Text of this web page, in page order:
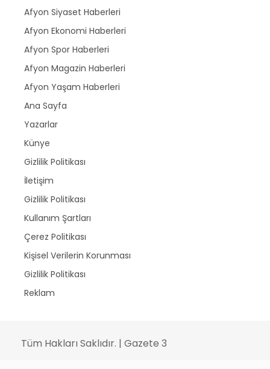
Afyon Siyaset Haberleri
Afyon Ekonomi Haberleri
Afyon Spor Haberleri
Afyon Magazin Haberleri
Afyon Yaşam Haberleri
Ana Sayfa
Yazarlar
Künye
Gizlilik Politikası
İletişim
Gizlilik Politikası
Kullanım Şartları
Çerez Politikası
Kişisel Verilerin Korunması
Gizlilik Politikası
Reklam
Tüm Hakları Saklıdır. | Gazete 3